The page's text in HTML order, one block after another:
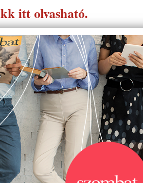
itt olvasható.